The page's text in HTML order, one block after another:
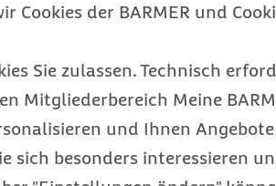
Cookies der BARMER und
Sie zulassen. Technisch
Mitgliederbereich Meine
und Ihnen
sich besonders interessieren